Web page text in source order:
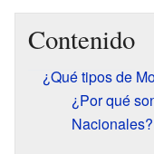
Contenido
¿Qué tipos de
¿Por qué
Nacionales?